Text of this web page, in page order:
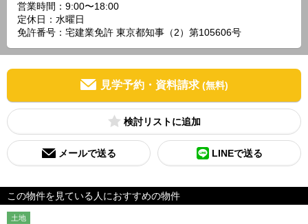
営業時間：9:00〜18:00
定休日：水曜日
免許番号：宅建業免許 東京都知事（2）第105606号
見学予約・資料請求 (無料)
検討リスト
メールで送る LINEで送る
この物件を見ている人におすすめの物件
土地